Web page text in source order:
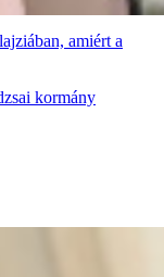
amiért a
kormány